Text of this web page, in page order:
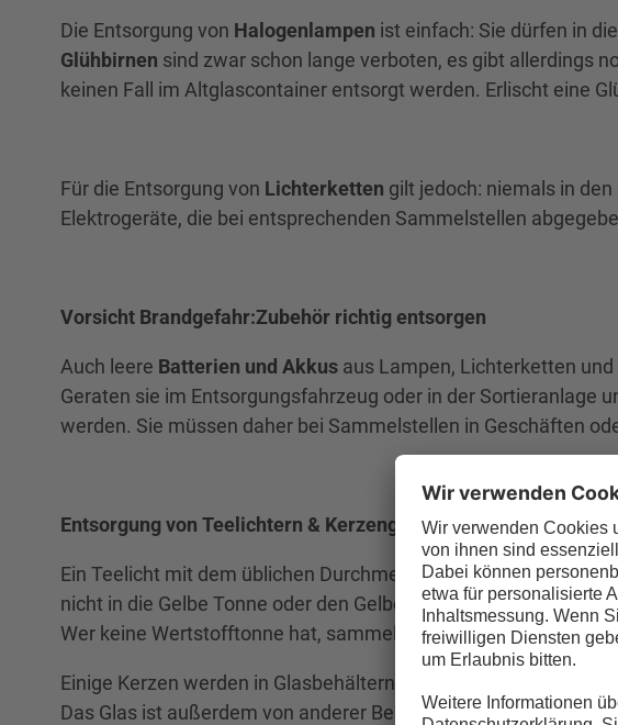
Die Entsorgung von Halogenlampen ist einfach: Sie dürfen in
Glühbirnen sind zwar schon lange verboten, es gibt allerdings
keinen Fall im Altglascontainer entsorgt werden. Erlischt eine
Für die Entsorgung von Lichterketten gilt jedoch: niemals in
Elektrogeräte, die bei entsprechenden Sammelstellen
Vorsicht Brandgefahr:Zubehör richtig entsorgen
Auch leere Batterien und Akkus aus Lampen, Lichterketten
Geraten sie im Entsorgungsfahrzeug oder in der Sortieranlage
werden. Sie müssen daher bei Sammelstellen in Geschäften
Entsorgung von Teelichtern & Kerzengläsern
Ein Teelicht mit dem üblichen Durchmesser von 39 mm brennt
nicht in die Gelbe Tonne oder den Gelben Sack. Die Aluschale
Wer keine Wertstofftonne hat, sammelt die Aluschalen und
Einige Kerzen werden in Glasbehältern verkauft. Diese dürfen
Das Glas ist außerdem von anderer Beschaffenheit als